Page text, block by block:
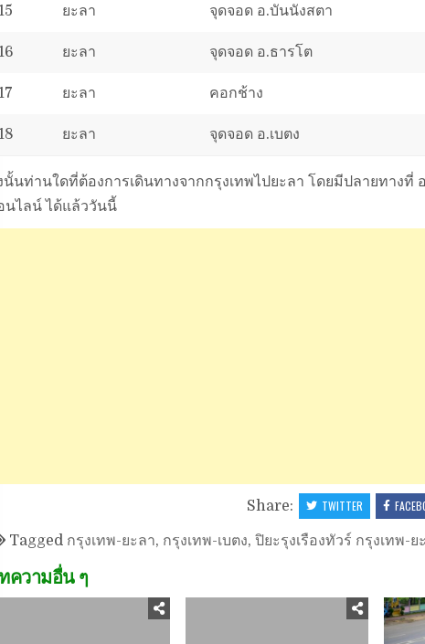
ยะลา จุดจอด อ.บันนังสตา
ยะลา จุดจอด อ.ธารโต
ยะลา คอกช้าง
ยะลา จุดจอด อ.เบตง
นั้นท่านใดที่ต้องการเดินทางจากกรุงเทพไปยะลา โดยมีปลายทางที่
นไลน์ ได้แล้ววันนี้
Share: TWITTER
Tagged กรุงเทพ-ยะลา, กรุงเทพ-เบตง, ปิยะรุงเรืองทัวร์ กรุงเทพ-ย
ความอื่น ๆ